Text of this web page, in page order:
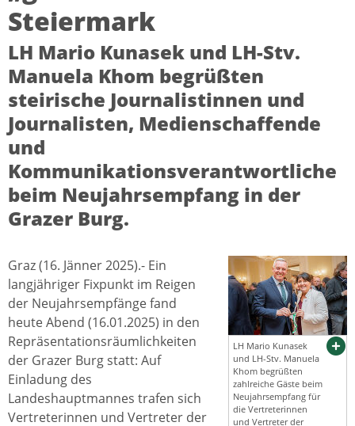
Steiermark
LH Mario Kunasek und LH-Stv.
Manuela Khom begrüßten
steirische Journalistinnen und
Journalisten, Medienschaffende
und
Kommunikationsverantwortliche
beim Neujahrsempfang in der
Grazer Burg.
LH Mario Kunasek
und LH-Stv. Manuela
Khom begrüßten
zahlreiche Gäste beim
Neujahrsempfang für
die Vertreterinnen
und Vertreter der
Graz (16. Jänner 2025).- Ein
langjähriger Fixpunkt im Reigen
der Neujahrsempfänge fand
heute Abend (16.01.2025) in den
Repräsentationsräumlichkeiten
der Grazer Burg statt: Auf
Einladung des
Landeshauptmannes trafen sich
Vertreterinnen und Vertreter der